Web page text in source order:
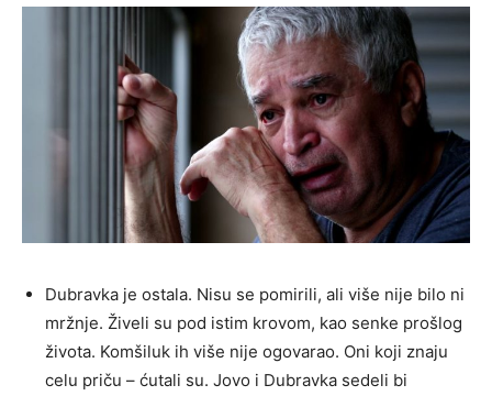
Dubravka je ostala. Nisu se pomirili, ali više nije bilo ni
mržnje. Živeli su pod istim krovom, kao senke prošlog
života. Komšiluk ih više nije ogovarao. Oni koji znaju
celu priču – ćutali su. Jovo i Dubravka sedeli bi